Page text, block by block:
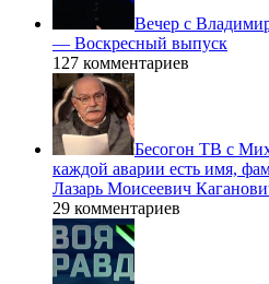
Вечер с
— Воскресный выпуск
127 комментариев
Бесогон ТВ с
каждой аварии есть имя,
Лазарь Моисеевич
29 комментариев